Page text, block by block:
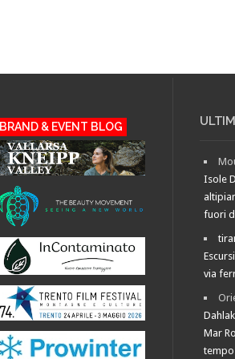
BRAND & EVENT BLOG
Isole
fuori
via
Mar
tempo